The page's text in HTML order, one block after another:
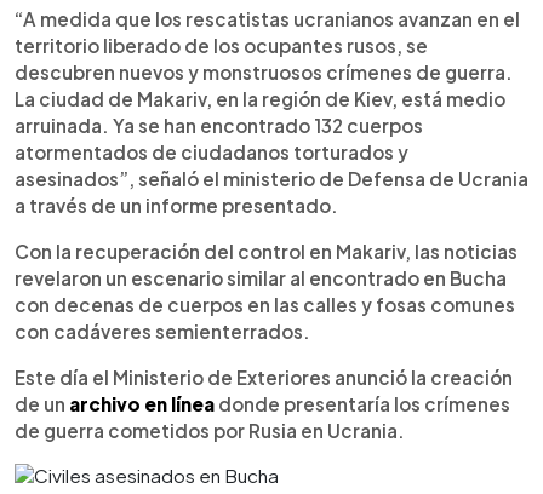
“A medida que los rescatistas ucranianos avanzan en el
territorio liberado de los ocupantes rusos, se
descubren nuevos y monstruosos crímenes de guerra.
La ciudad de Makariv, en la región de Kiev, está medio
arruinada. Ya se han encontrado 132 cuerpos
atormentados de ciudadanos torturados y
asesinados”, señaló el ministerio de Defensa de Ucrania
a través de un informe presentado.
Con la recuperación del control en Makariv, las noticias
revelaron un escenario similar al encontrado en Bucha
con decenas de cuerpos en las calles y fosas comunes
con cadáveres semienterrados.
Este día el Ministerio de Exteriores anunció la creación
de un archivo en línea donde presentaría los crímenes
de guerra cometidos por Rusia en Ucrania.